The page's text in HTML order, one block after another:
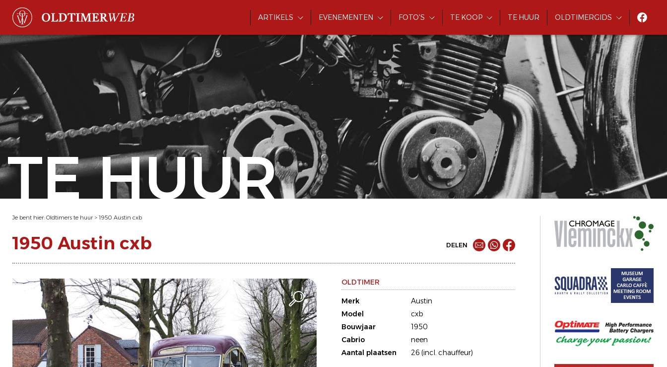
ARTIKELS EVENEMENTEN FOTO'S TE KOOP TE HUUR OLDTIMERGIDS
TE HUUR
Je bent hier: Oldtimers te huur > 1950 Austin cxb
1950 Austin cxb DELEN
OLDTIMER
Merk
Austin
Model
cxb
Bouwjaar
1950
Cabrio
neen
Aantal plaatsen
26 (incl. chauffeur)